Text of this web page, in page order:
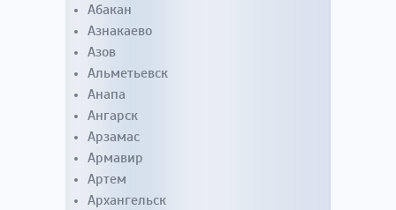
Абакан
Азнакаево
Азов
Альметьевск
Анапа
Ангарск
Арзамас
Армавир
Артем
Архангельск